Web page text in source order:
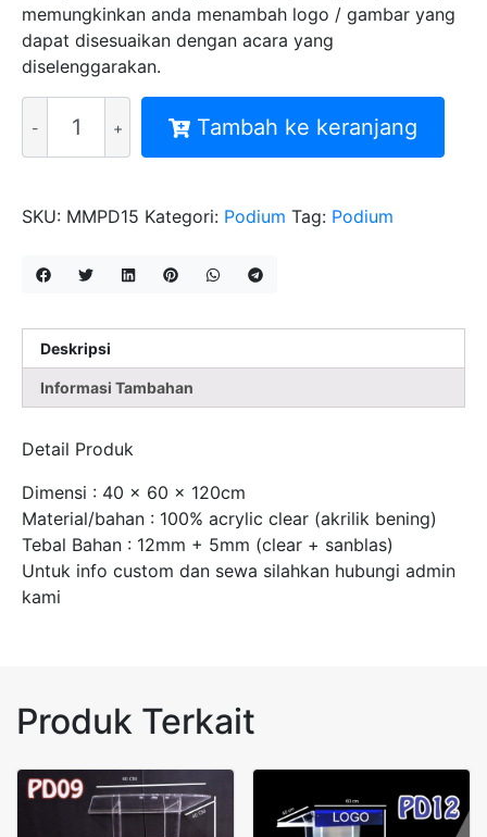
memungkinkan anda menambah logo / gambar yang
dapat disesuaikan dengan acara yang
diselenggarakan.
Podium
Akrilik
Custom
Lectern
Tambah ke keranjang
SKU: MMPD15 Kategori: Podium Tag: Podium
Deskripsi
Informasi Tambahan
Detail Produk
Dimensi : 40 x 60 x 120cm
Material/bahan : 100% acrylic clear (akrilik bening)
Tebal Bahan : 12mm + 5mm (clear + sanblas)
Untuk info custom dan sewa silahkan hubungi admin
kami
Produk Terkait